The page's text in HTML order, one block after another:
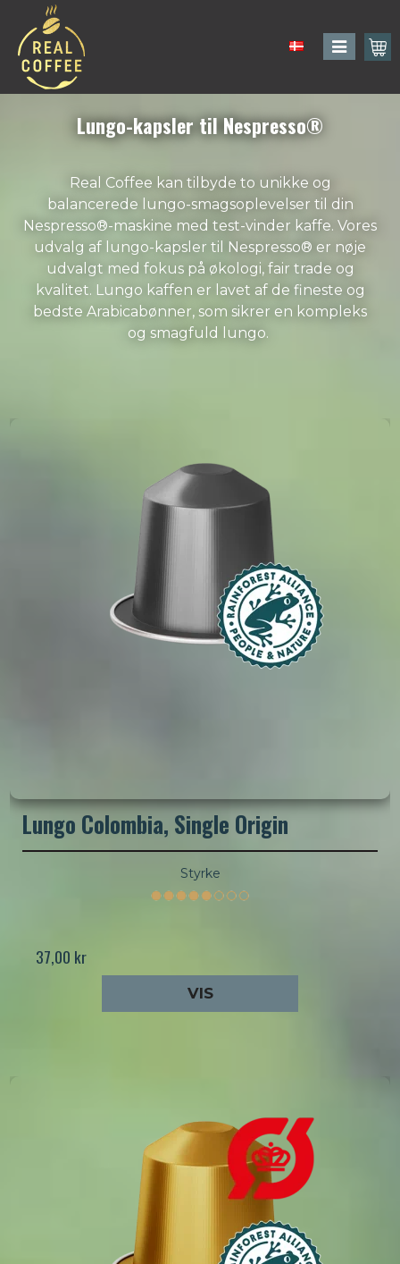
Lungo-kapsler til Nespresso®
Real Coffee kan tilbyde to unikke og
balancerede lungo-smagsoplevelser til din
Nespresso®-maskine med test-vinder kaffe. Vores
udvalg af lungo-kapsler til Nespresso® er nøje
udvalgt med fokus på økologi, fair trade og
kvalitet. Lungo kaffen er lavet af de fineste og
bedste Arabicabønner, som sikrer en kompleks
og smagfuld lungo.
Lungo Colombia, Single Origin
Styrke
37,00 kr
VIS